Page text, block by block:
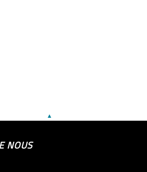
▲
NOUS